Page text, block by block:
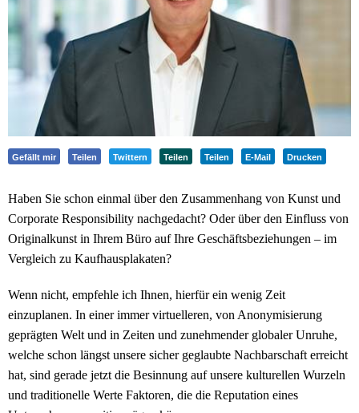
Gefällt mir Teilen Twittern Teilen Teilen E-Mail Drucken
Haben Sie schon einmal über den Zusammenhang von Kunst und
Corporate Responsibility nachgedacht? Oder über den Einfluss von
Originalkunst in Ihrem Büro auf Ihre Geschäftsbeziehungen – im
Vergleich zu Kaufhausplakaten?
Wenn nicht, empfehle ich Ihnen, hierfür ein wenig Zeit
einzuplanen. In einer immer virtuelleren, von Anonymisierung
geprägten Welt und in Zeiten und zunehmender globaler Unruhe,
welche schon längst unsere sicher geglaubte Nachbarschaft erreicht
hat, sind gerade jetzt die Besinnung auf unsere kulturellen Wurzeln
und traditionelle Werte Faktoren, die die Reputation eines